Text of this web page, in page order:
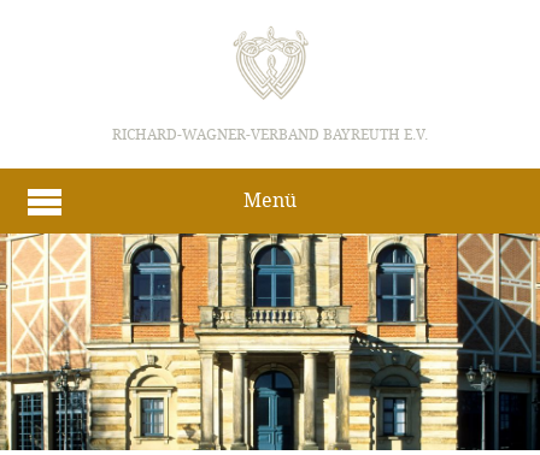
RICHARD-WAGNER-VERBAND BAYREUTH E.V.
Menü